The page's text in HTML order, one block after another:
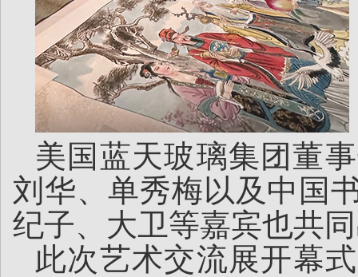
美国蓝天玻璃集团董
刘华、单秀梅以及中国
纪子、大卫等嘉宾也共
此次艺术交流展开幕